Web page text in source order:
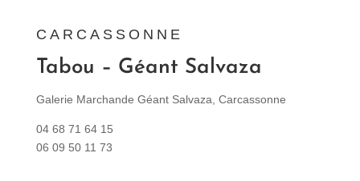
CARCASSONNE
Tabou – Géant Salvaza
Galerie Marchande Géant Salvaza, Carcassonne
04 68 71 64 15
06 09 50 11 73